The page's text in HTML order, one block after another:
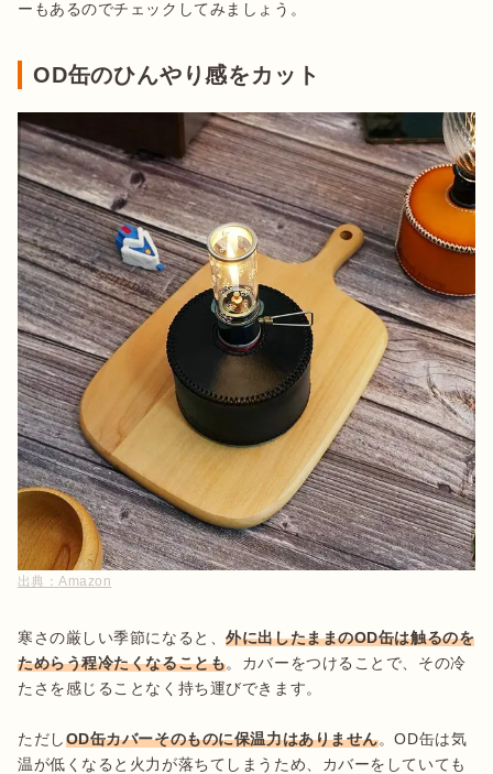
ーもあるのでチェックしてみましょう。
OD缶のひんやり感をカット
出典：Amazon
寒さの厳しい季節になると、外に出したままのOD缶は触るのを
ためらう程冷たくなることも。カバーをつけることで、その冷
たさを感じることなく持ち運びできます。
ただしOD缶カバーそのものに保温力はありません。OD缶は気
温が低くなると火力が落ちてしまうため、カバーをしていても